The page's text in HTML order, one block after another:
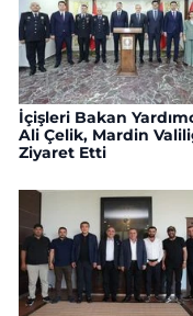
İçişleri Bakan
Ali Çelik, Mardin
Ziyaret Etti